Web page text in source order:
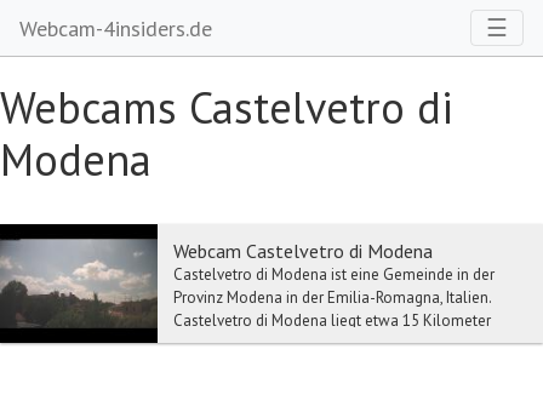
Webcam-4insiders.de ☰
Webcams Castelvetro di
Modena
Webcam Castelvetro di Modena
Castelvetro di Modena ist eine Gemeinde in der
Provinz Modena in der Emilia-Romagna, Italien.
Castelvetro di Modena liegt etwa 15 Kilometer
südlich...